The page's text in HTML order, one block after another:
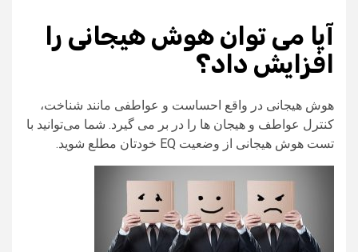
آیا می‌ توان هوش هیجانی را
افزایش داد؟
هوش هیجانی در واقع احساست و عواطفی مانند شناخت،
کنترل عواطف و هیجان‌ ها را در بر می‌ گیرد. شما می‌توانید با
تست هوش هیجانی از وضعیت EQ خودتان مطلع شوید.